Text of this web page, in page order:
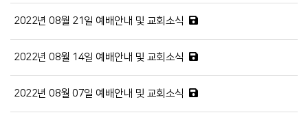
2022년 08월 21일 예배안내 및 교회소식
2022년 08월 14일 예배안내 및 교회소식
2022년 08월 07일 예배안내 및 교회소식